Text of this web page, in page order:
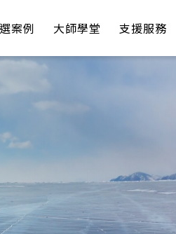
案例 大師學堂 支援服務